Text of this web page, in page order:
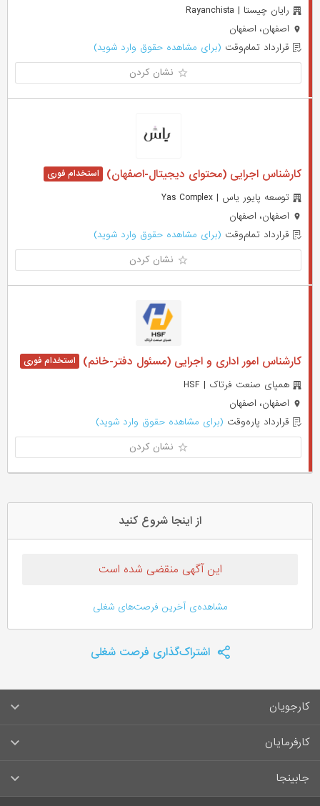
رایان چیستا | Rayanchista
اصفهان، اصفهان
قرارداد تمام‌وقت (برای مشاهده حقوق وارد شوید)
نشان کردن
کارشناس اجرایی (محتوای دیجیتال-اصفهان)
توسعه پایور یاس | Yas Complex
اصفهان، اصفهان
قرارداد تمام‌وقت (برای مشاهده حقوق وارد شوید)
نشان کردن
کارشناس امور اداری و اجرایی (مسئول دفتر-خانم)
همپای صنعت فرتاک | HSF
اصفهان، اصفهان
قرارداد پاره‌وقت (برای مشاهده حقوق وارد شوید)
نشان کردن
از اینجا شروع کنید
این آگهی منقضی شده است
مشاهده‌ی آخرین فرصت‌های شغلی
اشتراک‌گذاری فرصت شغلی
کارجویان
سوالات متداول کارجویان
لیست مشاغل
کارفرمایان
راهنمای ثبت آگهی استخدام
جابینجا